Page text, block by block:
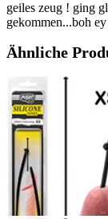
geiles zeug ! ging
gekommen...boh
Ähnliche